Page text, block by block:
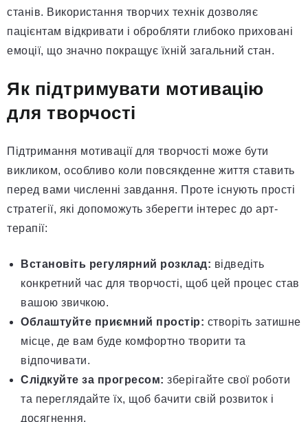
станів. Використання творчих технік дозволяє
пацієнтам відкривати і обробляти глибоко приховані
емоції, що значно покращує їхній загальний стан.
Як підтримувати мотивацію
для творчості
Підтримання мотивації для творчості може бути
викликом, особливо коли повсякденне життя ставить
перед вами численні завдання. Проте існують прості
стратегії, які допоможуть зберегти інтерес до арт-
терапії:
Встановіть регулярний розклад: відведіть
конкретний час для творчості, щоб цей процес став
вашою звичкою.
Облаштуйте приємний простір: створіть затишне
місце, де вам буде комфортно творити та
відпочивати.
Слідкуйте за прогресом: зберігайте свої роботи
та переглядайте їх, щоб бачити свій розвиток і
досягнення.